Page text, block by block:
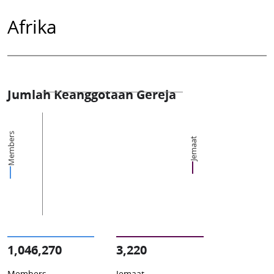
Afrika
Jumlah Keanggotaan Gereja
Members Jemaat
1,046,270 3,220